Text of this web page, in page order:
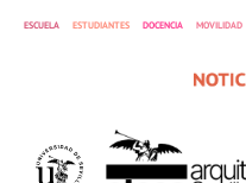
ESCUELA ESTUDIANTES DOCENCIA MOVILIDAD